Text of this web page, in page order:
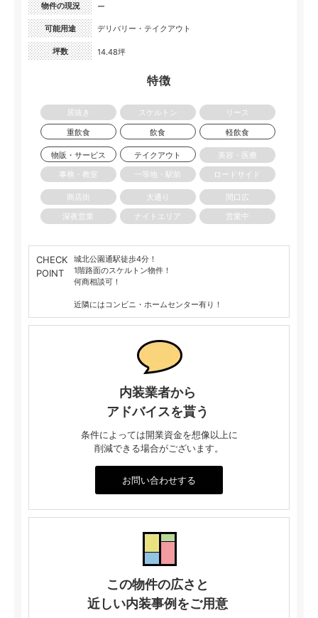
物件の現況 ー
可能用途 デリバリー・テイクアウト
坪数 14.48坪
特徴
居抜き スケルトン
リース
重飲食
飲食 軽飲食
物販・サービス テイクアウト
美容・医療
事務・教室
一等地・駅前 ロードサイド
商店街 大通り
間口広
深夜営業
ナイトエリア 営業中
CHECK
POINT
城北公園通駅徒歩4分！
1階路面のスケルトン物件！
何商相談可！
近隣にはコンビニ・ホームセンター有り！
内装業者から
アドバイスを貰う
条件によっては開業資金を想像以上に
削減できる場合がございます。
お問い合わせする
この物件の広さと
近しい内装事例をご用意